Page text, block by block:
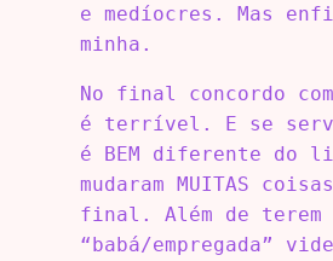
e medíocres. Mas
minha.
No final concordo
é terrível. E se
é BEM diferente do
mudaram MUITAS
final. Além de terem
“babá/empregada”